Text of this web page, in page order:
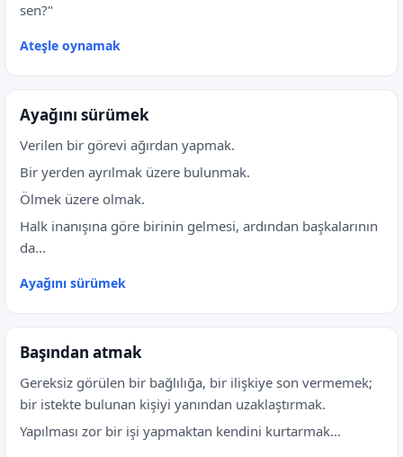
sen?"
Ateşle oynamak
Ayağını sürümek
Verilen bir görevi ağırdan yapmak.
Bir yerden ayrılmak üzere bulunmak.
Ölmek üzere olmak.
Halk inanışına göre birinin gelmesi, ardından başkalarının
da...
Ayağını sürümek
Başından atmak
Gereksiz görülen bir bağlılığa, bir ilişkiye son vermemek;
bir istekte bulunan kişiyi yanından uzaklaştırmak.
Yapılması zor bir işi yapmaktan kendini kurtarmak...